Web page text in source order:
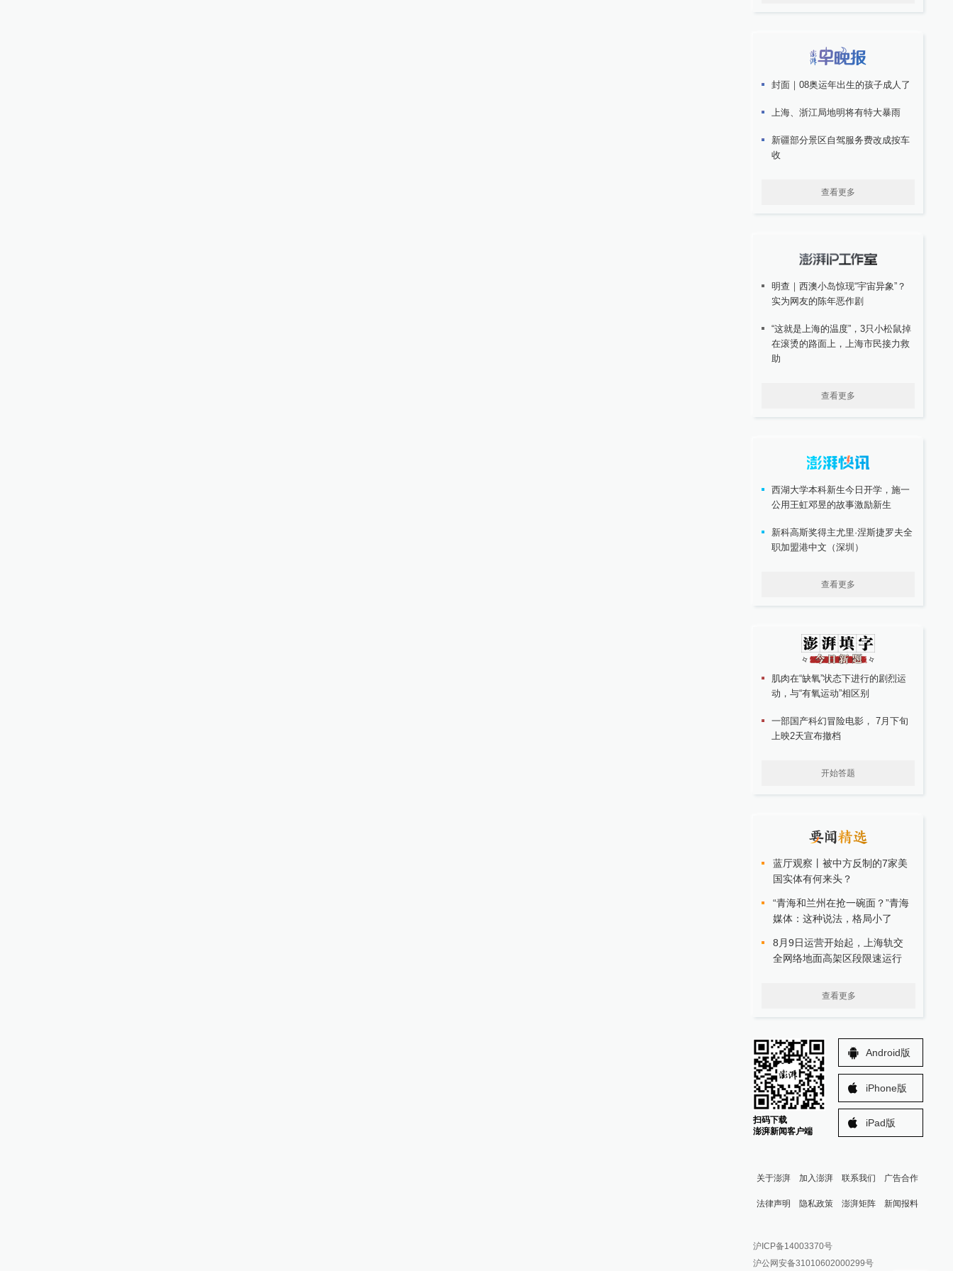
封面｜08奥运年出生的孩子成人了
上海、浙江局地明将有特大暴雨
新疆部分景区自驾服务费改成按车
收
查看更多
明查｜西澳小岛惊现“宇宙异象”？
实为网友的陈年恶作剧
“这就是上海的温度”，3只小松鼠掉
在滚烫的路面上，上海市民接力救
助
查看更多
西湖大学本科新生今日开学，施一
公用王虹邓昱的故事激励新生
新科高斯奖得主尤里·涅斯捷罗夫全
职加盟港中文（深圳）
查看更多
肌肉在“缺氧”状态下进行的剧烈运
动，与“有氧运动”相区别
一部国产科幻冒险电影， 7月下旬
上映2天宣布撤档
开始答题
蓝厅观察丨被中方反制的7家美
国实体有何来头？
“青海和兰州在抢一碗面？”青海
媒体：这种说法，格局小了
8月9日运营开始起，上海轨交
全网络地面高架区段限速运行
查看更多
扫码下载
澎湃新闻客户端
Android版
iPhone版
iPad版
关于澎湃 加入澎湃 联系我们 广告合作
法律声明 隐私政策 澎湃矩阵
澎湃新闻公众号
澎湃新闻抖音号
新闻报料
报料邮箱: news@thepaper.cn
沪ICP备14003370号
沪公网安备31010602000299号